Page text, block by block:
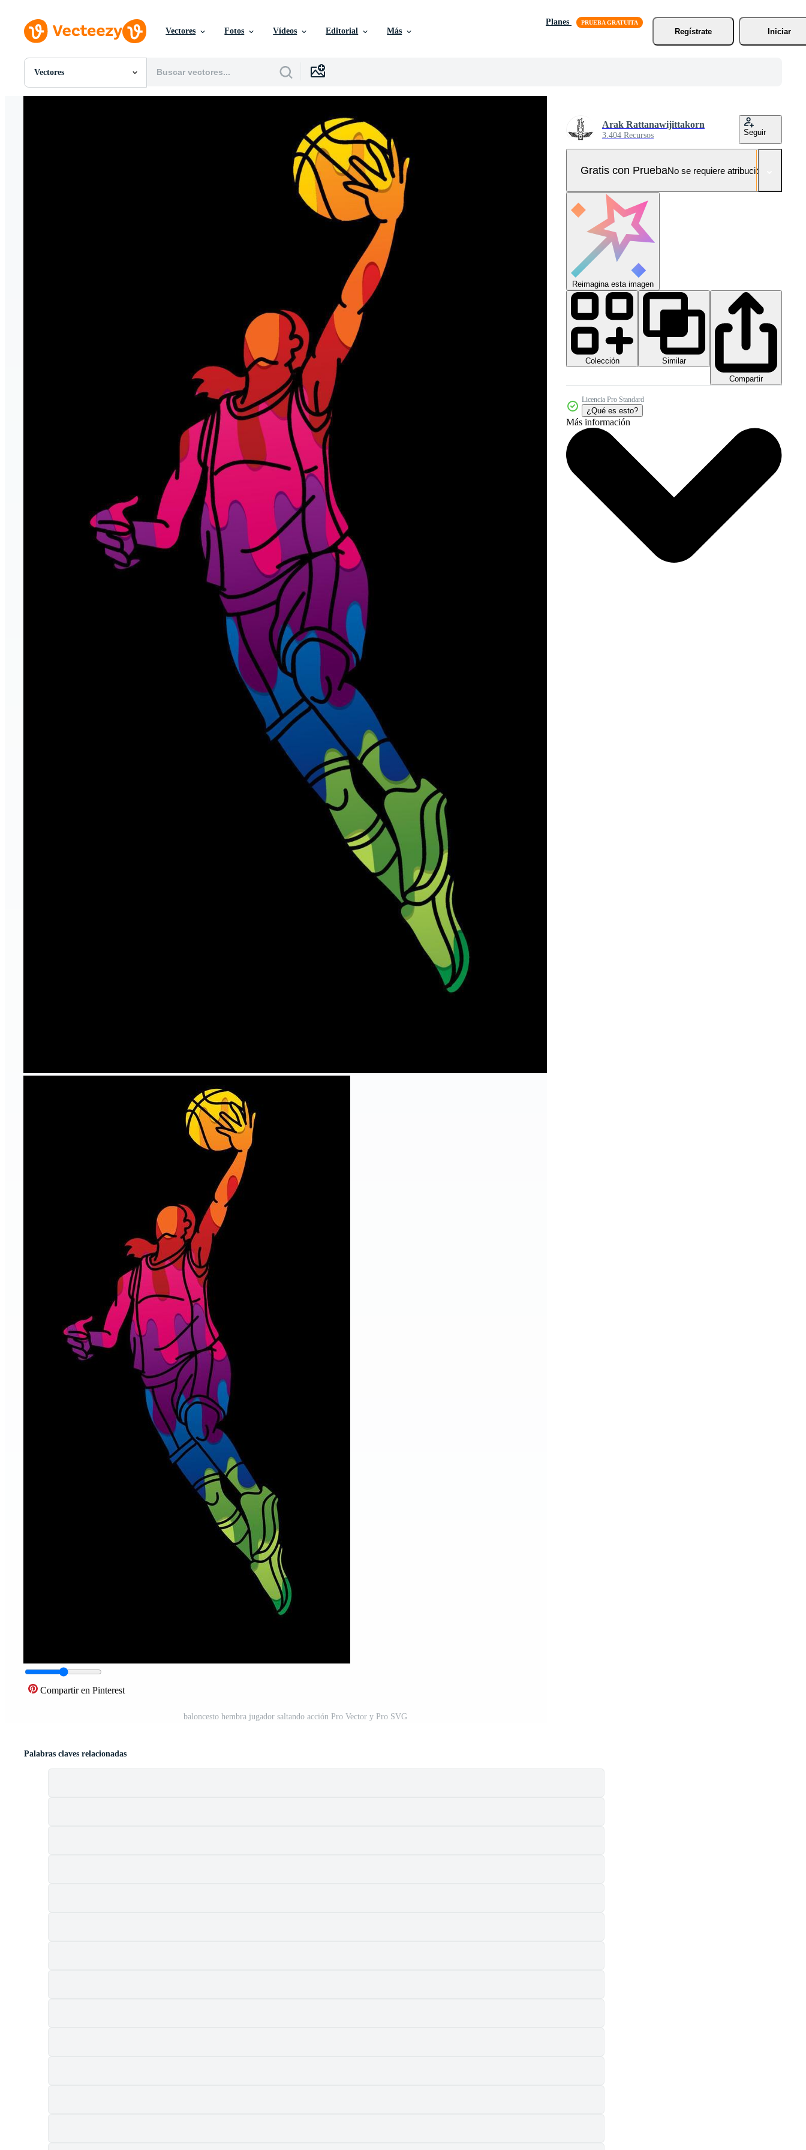
Vectores Fotos Vídeos Editorial Más
Planes
Regístrate
Iniciar
Vectores
Todas Imágenes
Compartir en Pinterest
baloncesto hembra jugador saltando acción Pro Vector y Pro SVG
Arak Rattanawijittakorn
3.404 Recursos Seguir
Gratis con PruebaNo se requiere atribución!
Reimagina esta imagen
Colección
Similar
Compartir
Licencia Pro Standard
¿Qué es esto?
Más información
Palabras claves relacionadas